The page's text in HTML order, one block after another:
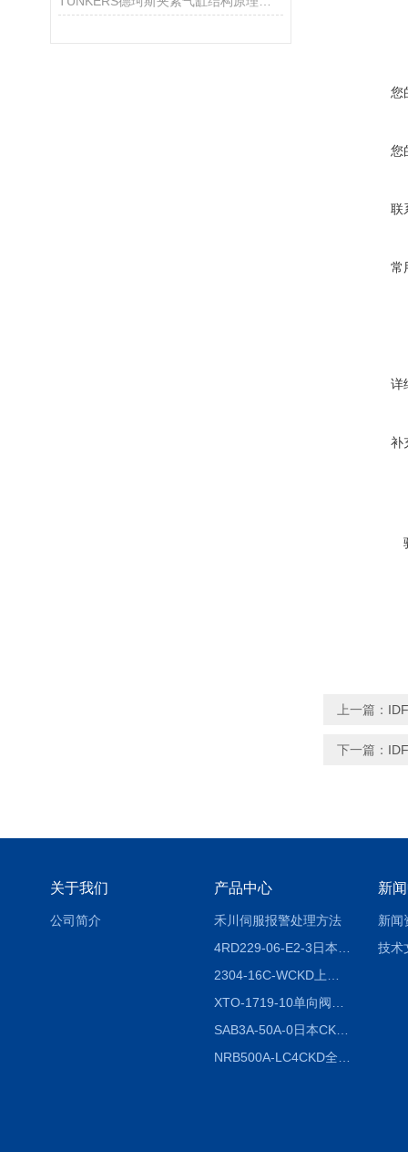
您
您
联
常
详
补
上一篇：
下一篇：
关于我们
公司简介
产品中心
禾川伺服报警处理方法
SAB3A-50A-0日本CKD全国授权代理
新
新闻
技术